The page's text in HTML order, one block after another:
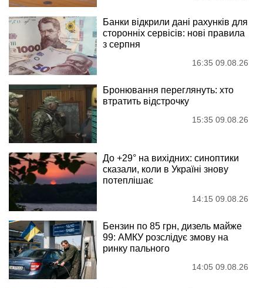
Банки відкрили дані рахунків для
сторонніх сервісів: нові правила
з серпня
16:35 09.08.26
Бронювання переглянуть: хто
втратить відстрочку
15:35 09.08.26
До +29° на вихідних: синоптики
сказали, коли в Україні знову
потеплішає
14:15 09.08.26
Бензин по 85 грн, дизель майже
99: АМКУ розслідує змову на
ринку пального
14:05 09.08.26